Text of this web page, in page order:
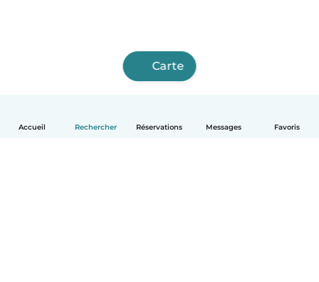
Accueil Rechercher Réservations Messages Favoris
Carte